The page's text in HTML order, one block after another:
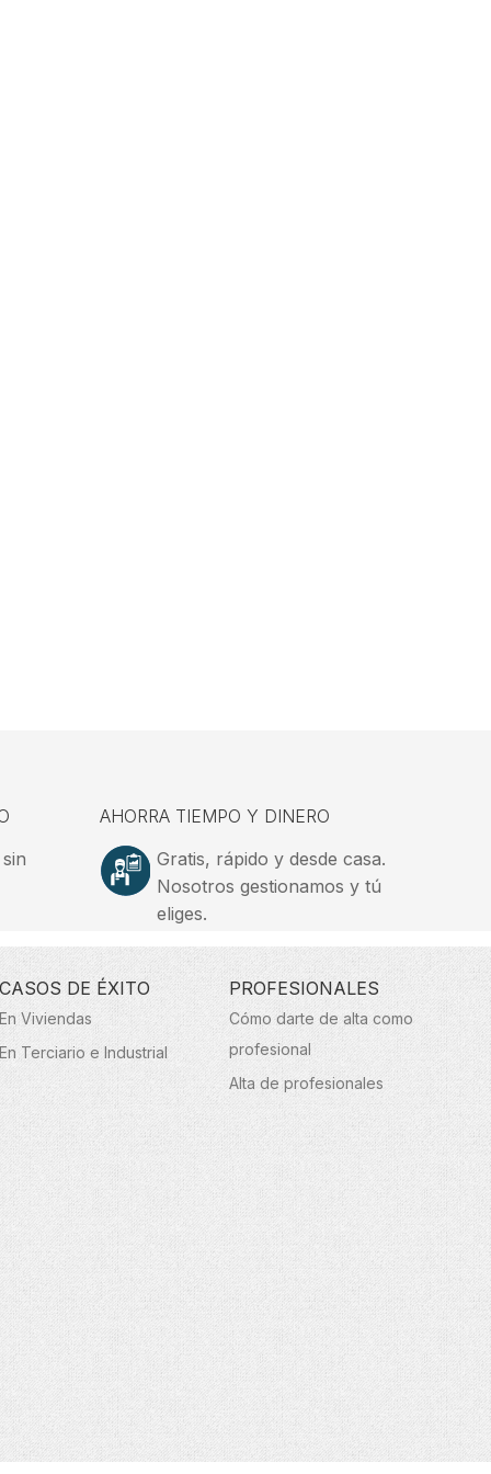
AHORRA TIEMPO Y DINERO
Gratis, rápido y desde casa.
Nosotros gestionamos y tú
eliges.
CASOS DE ÉXITO
En Viviendas
En Terciario e Industrial
PROFESIONALES
Cómo darte de alta como
profesional
Alta de profesionales